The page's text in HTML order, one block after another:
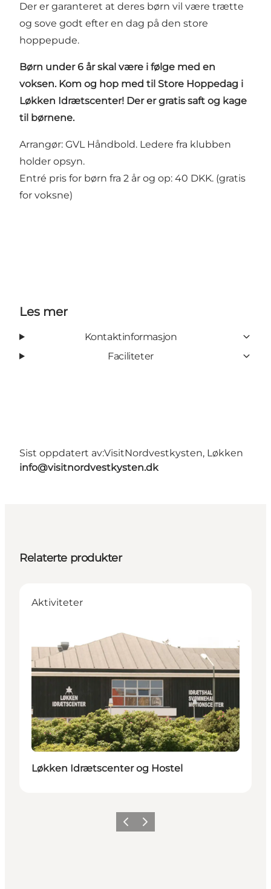
Der er garanteret at deres børn vil være trætte
og sove godt efter en dag på den store
hoppepude.
Børn under 6 år skal være i følge med en
voksen. Kom og hop med til Store Hoppedag i
Løkken Idrætscenter! Der er gratis saft og kage
til børnene.
Arrangør: GVL Håndbold. Ledere fra klubben
holder opsyn.
Entré pris for børn fra 2 år og op: 40 DKK. (gratis
for voksne)
Les mer
Kontaktinformasjon
Faciliteter
Sist oppdatert av:VisitNordvestkysten, Løkken
info@visitnordvestkysten.dk
Relaterte produkter
Aktiviteter
Løkken Idrætscenter og Hostel
ForrigeNeste